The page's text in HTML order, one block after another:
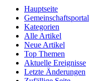
Hauptseite
Gemeinschaftsportal
Kategorien
Alle Artikel
Neue Artikel
Top Themen
Aktuelle Ereignisse
Letzte Änderungen